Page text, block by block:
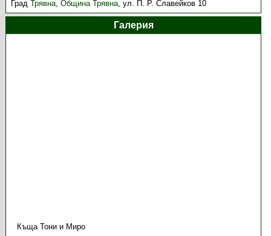
ГрадТрявна,Община Трявна,ул. П. Р. Славейков 10
Галерия
Къща Тони и Миро